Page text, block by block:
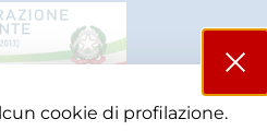
cookie di profilazione.